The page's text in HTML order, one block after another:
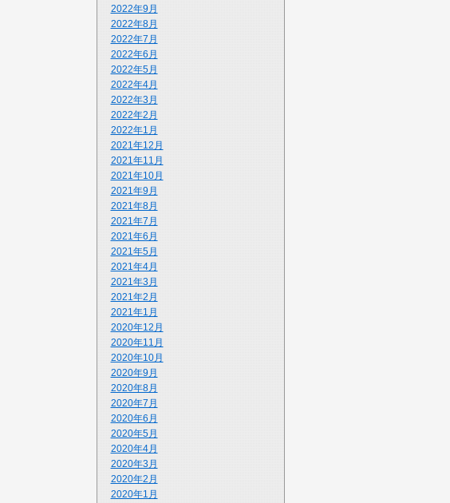
2022年9月
2022年8月
2022年7月
2022年6月
2022年5月
2022年4月
2022年3月
2022年2月
2022年1月
2021年12月
2021年11月
2021年10月
2021年9月
2021年8月
2021年7月
2021年6月
2021年5月
2021年4月
2021年3月
2021年2月
2021年1月
2020年12月
2020年11月
2020年10月
2020年9月
2020年8月
2020年7月
2020年6月
2020年5月
2020年4月
2020年3月
2020年2月
2020年1月